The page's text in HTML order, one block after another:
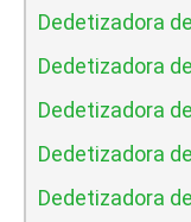
Dedetizadora
Dedetizadora
Dedetizadora
Dedetizadora
Dedetizadora